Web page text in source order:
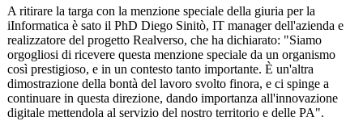
A ritirare la targa con la menzione speciale della giuria per la
iInformatica è sato il PhD Diego Sinitò, IT manager dell'azienda e
realizzatore del progetto Realverso, che ha dichiarato: "Siamo
orgogliosi di ricevere questa menzione speciale da un organismo
così prestigioso, e in un contesto tanto importante. È un'altra
dimostrazione della bontà del lavoro svolto finora, e ci spinge a
continuare in questa direzione, dando importanza all'innovazione
digitale mettendola al servizio del nostro territorio e delle PA".